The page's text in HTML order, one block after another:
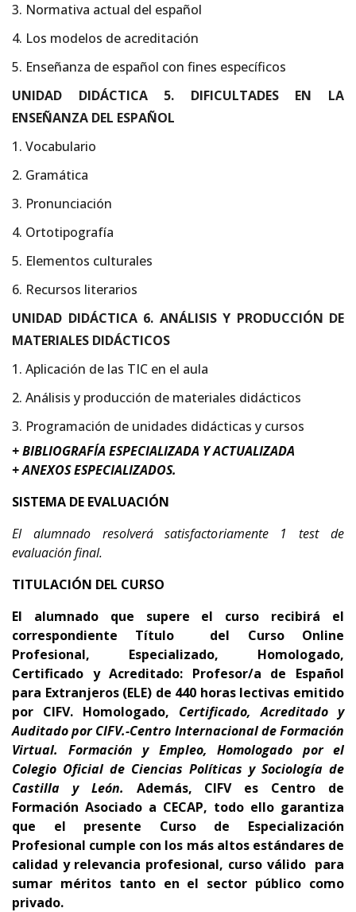
3. Normativa actual del español
4. Los modelos de acreditación
5. Enseñanza de español con fines específicos
UNIDAD DIDÁCTICA 5. DIFICULTADES EN LA
ENSEÑANZA DEL ESPAÑOL
1. Vocabulario
2. Gramática
3. Pronunciación
4. Ortotipografía
5. Elementos culturales
6. Recursos literarios
UNIDAD DIDÁCTICA 6. ANÁLISIS Y PRODUCCIÓN DE
MATERIALES DIDÁCTICOS
1. Aplicación de las TIC en el aula
2. Análisis y producción de materiales didácticos
3. Programación de unidades didácticas y cursos
+ BIBLIOGRAFÍA ESPECIALIZADA Y ACTUALIZADA
+ ANEXOS ESPECIALIZADOS.
SISTEMA DE EVALUACIÓN
El alumnado resolverá satisfactoriamente 1 test de
evaluación final.
TITULACIÓN DEL CURSO
El alumnado que supere el curso recibirá el
correspondiente Título del Curso Online
Profesional, Especializado, Homologado,
Certificado y Acreditado: Profesor/a de Español
para Extranjeros (ELE) de 440 horas lectivas emitido
por CIFV. Homologado, Certificado, Acreditado y
Auditado por CIFV.-Centro Internacional de Formación
Virtual. Formación y Empleo, Homologado por el
Colegio Oficial de Ciencias Políticas y Sociología de
Castilla y León. Además, CIFV es Centro de
Formación Asociado a CECAP, todo ello garantiza
que el presente Curso de Especialización
Profesional cumple con los más altos estándares de
calidad y relevancia profesional, curso válido para
sumar méritos tanto en el sector público como
privado.